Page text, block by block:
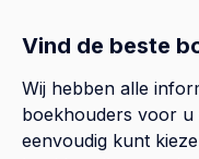
Vind de beste
Wij hebben alle
boekhouders voor u
eenvoudig kunt